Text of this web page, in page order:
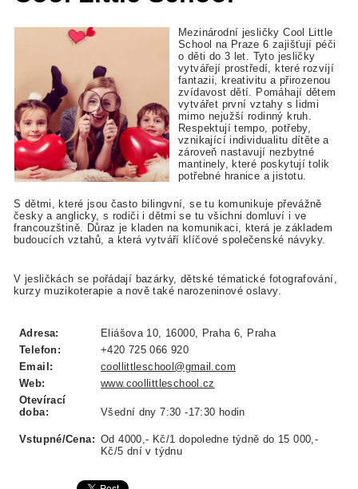
Mezinárodní jesličky Cool Little
School na Praze 6 zajišťují péči
o děti do 3 let. Tyto jesličky
vytvářejí prostředí, které rozvíjí
fantazii, kreativitu a přirozenou
zvídavost dětí. Pomáhají dětem
vytvářet první vztahy s lidmi
mimo nejužší rodinný kruh.
Respektují tempo, potřeby,
vznikající individualitu dítěte a
zároveň nastavují nezbytné
mantinely, které poskytují tolik
potřebné hranice a jistotu.
S dětmi, které jsou často bilingvní, se tu komunikuje převážně
česky a anglicky, s rodiči i dětmi se tu všichni domluví i ve
francouzštině. Důraz je kladen na komunikaci, která je základem
budoucích vztahů, a která vytváří klíčové společenské návyky.
V jesličkách se pořádají bazárky, dětské tématické fotografování,
kurzy muzikoterapie a nově také narozeninové oslavy.
Adresa:
Eliášova 10, 16000, Praha 6, Praha
Telefon:
+420 725 066 920
Email:
coollittleschool@gmail.com
Web:
www.coollittleschool.cz
Otevírací
doba:
Všední dny 7:30 -17:30 hodin
Vstupné/Cena: Od 4000,- Kč/1 dopoledne týdně do 15 000,-
Kč/5 dní v týdnu